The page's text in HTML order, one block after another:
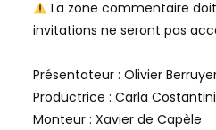
La zone commentaire
invitations ne seront pas
Présentateur : Olivier
Productrice : Carla Costantini
Monteur : Xavier de Capèle